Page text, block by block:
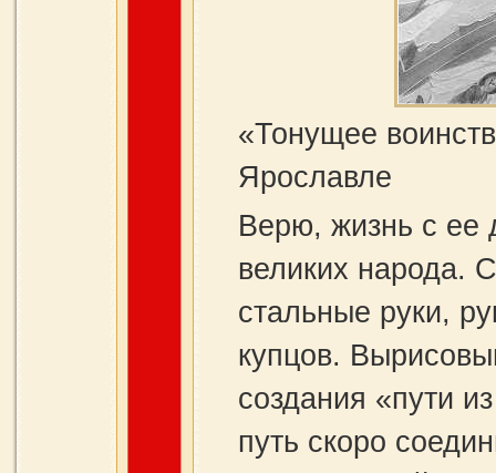
«Тонущее
Ярославле
Верю, жизнь с ее
великих народа.
стальные руки,
купцов.
создания «пути
путь скоро